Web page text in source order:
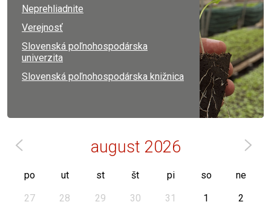
Neprehliadnite
Verejnosť
Slovenská poľnohospodárska
univerzita
Slovenská poľnohospodárska knižnica
august 2026
po ut st št pi so
ne
27
28 29 30 31 1 2